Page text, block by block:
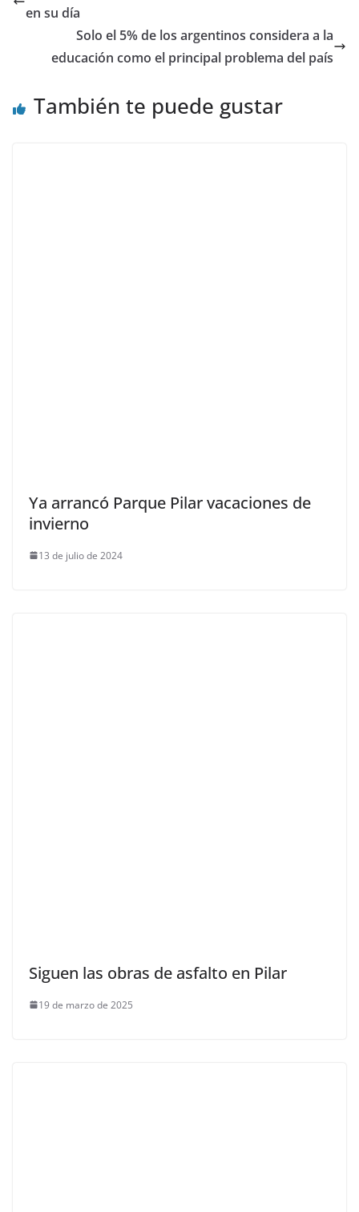
en su día
Solo el 5% de los argentinos considera a la
educación como el principal problema del país
También te puede gustar
Ya arrancó Parque Pilar vacaciones de
invierno
13 de julio de 2024
Siguen las obras de asfalto en Pilar
19 de marzo de 2025